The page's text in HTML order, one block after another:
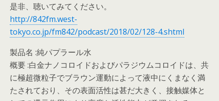
是非、聴いてみてください。
http://842fm.west-
tokyo.co.jp/fm842/podcast/2018/02/128-4.shtml
製品名 :純パプラール水
概要 :白金ナノコロイドおよびパラジウムコロイドは、共
に極超微粒子でブラウン運動によって液中にくまなく満
たされており、その表面活性は甚だ大きく、接触媒体と